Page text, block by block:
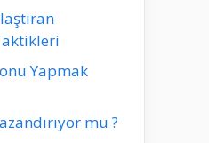
Yapmak
mu ?